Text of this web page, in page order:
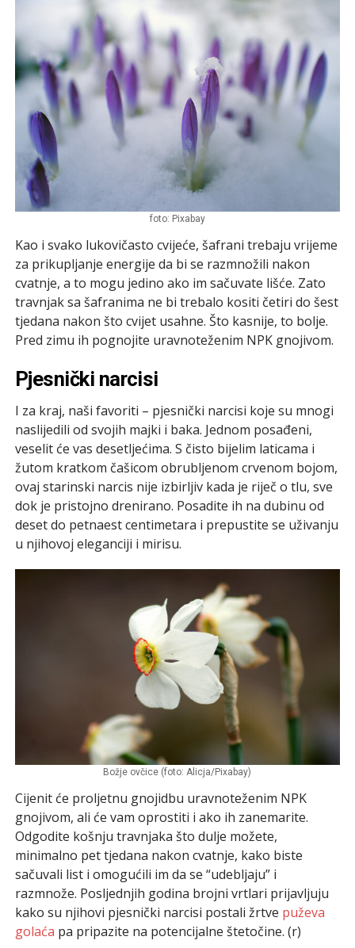
foto: Pixabay
Kao i svako lukovičasto cvijeće, šafrani trebaju vrijeme
za prikupljanje energije da bi se razmnožili nakon
cvatnje, a to mogu jedino ako im sačuvate lišće. Zato
travnjak sa šafranima ne bi trebalo kositi četiri do šest
tjedana nakon što cvijet usahne. Što kasnije, to bolje.
Pred zimu ih pognojite uravnoteženim NPK gnojivom.
Pjesnički narcisi
I za kraj, naši favoriti – pjesnički narcisi koje su mnogi
naslijedili od svojih majki i baka. Jednom posađeni,
veselit će vas desetljećima. S čisto bijelim laticama i
žutom kratkom čašicom obrubljenom crvenom bojom,
ovaj starinski narcis nije izbirljiv kada je riječ o tlu, sve
dok je pristojno drenirano. Posadite ih na dubinu od
deset do petnaest centimetara i prepustite se uživanju
u njihovoj eleganciji i mirisu.
Božje ovčice (foto: Alicja/Pixabay)
Cijenit će proljetnu gnojidbu uravnoteženim NPK
gnojivom, ali će vam oprostiti i ako ih zanemarite.
Odgodite košnju travnjaka što dulje možete,
minimalno pet tjedana nakon cvatnje, kako biste
sačuvali list i omogućili im da se “udebljaju” i
razmnože. Posljednjih godina brojni vrtlari prijavljuju
kako su njihovi pjesnički narcisi postali žrtve puževa
golaća pa pripazite na potencijalne štetočine. (r)